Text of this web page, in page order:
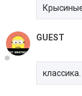
GUEST